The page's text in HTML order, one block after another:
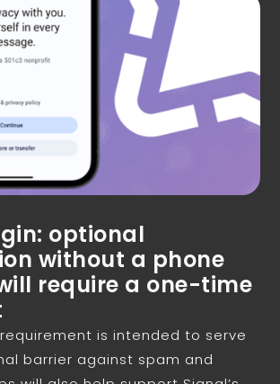
optional
without a phone
require a one-time
is intended to serve
barrier against spam and